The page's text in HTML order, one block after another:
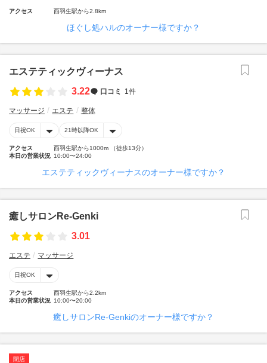
アクセス 西羽生駅から2.8km
ほぐし処ハルのオーナー様ですか？
エステティックヴィーナス
3.22
口コミ 1件
マッサージ エステ 整体
日祝OK 21時以降OK
アクセス
西羽生駅から1000m （徒歩13分）
本日の営業状況 10:00〜24:00
エステティックヴィーナスのオーナー様ですか？
癒しサロンRe‐Genki
3.01
エステ マッサージ
日祝OK
アクセス
西羽生駅から2.2km
本日の営業状況 10:00〜20:00
癒しサロンRe‐Genkiのオーナー様ですか？
閉店